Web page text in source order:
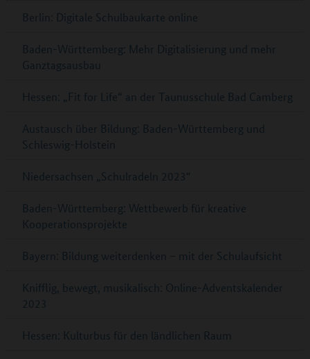
Berlin: Digitale Schulbaukarte online
Baden-Württemberg: Mehr Digitalisierung und mehr
Ganztagsausbau
Hessen: „Fit for Life“ an der Taunusschule Bad Camberg
Austausch über Bildung: Baden-Württemberg und
Schleswig-Holstein
Niedersachsen „Schulradeln 2023“
Baden-Württemberg: Wettbewerb für kreative
Kooperationsprojekte
Bayern: Bildung weiterdenken – mit der Schulaufsicht
Knifflig, bewegt, musikalisch: Online-Adventskalender
2023
Hessen: Kulturbus für den ländlichen Raum